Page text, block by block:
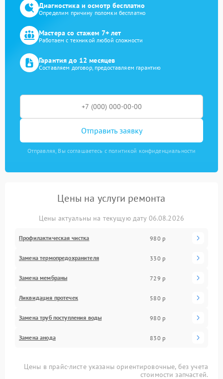
Диагностика и осмотр бесплатно
Определим причину поломки бесплатно
Мастера со стажем 7+ лет
Работаем с техникой любой сложности
Гарантия до 12 месяцев
Составляем договор, предоставляем гарантию
Отправить заявку
Отправляя, Вы соглашаетесь с политикой конфиденциальности
Цены на услуги ремонта
Цены актуальны на текущую дату 06.08.2026
Профилактическая чистка 980 р
Замена термопредохранителя 330 р
Замена мембраны 729 р
Ликвидация протечек 580 р
Замена труб поступления воды 980 р
Замена анода 830 р
Цены в прайс-листе указаны ориентировочные, без учета
стоимости запчастей.